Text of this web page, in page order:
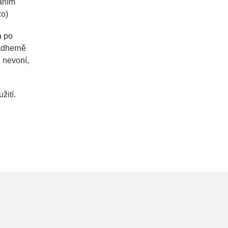
po
nevoní,